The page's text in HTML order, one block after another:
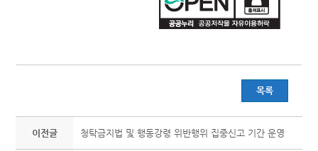
목록
이전글 청탁금지법 및 행동강령 위반행위 집중신고 기간 운영